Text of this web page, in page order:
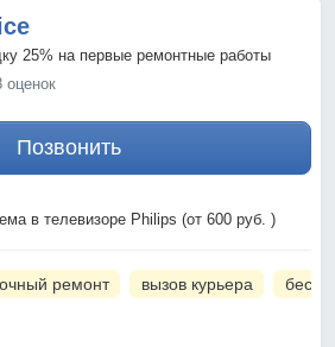
25% на первые ремонтные работы
оценок
Позвонить
в телевизоре Philips (от 600 руб. )
ремонт вызов курьера